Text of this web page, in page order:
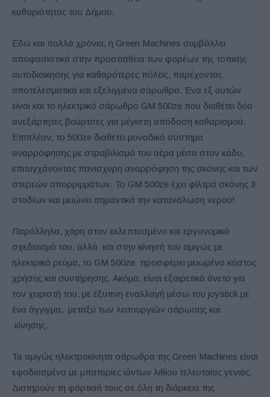
καθαριότητας του Δήμου.
Εδώ και πολλά χρόνια, η Green Machines συμβάλλει
αποφασιστικά στην προσπάθεια των φορέων της τοπικής
αυτοδιοίκησης για καθαρότερες πόλεις, παρέχοντας
αποτελεσματικά και εξελιγμένα σάρωθρα. Ένα εξ αυτών
είναι και τo ηλεκτρικό σάρωθρο GM 500ze που διαθέτει δύο
ανεξάρτητες βούρτσες για μέγιστη απόδοση καθαρισμού.
Επιπλέον, το 500ze διαθέτει μοναδικό σύστημα
αναρρόφησης με στροβιλισμό του αέρα μέσα στον κάδο,
επιτυγχάνοντας πανίσχυρη αναρρόφηση της σκόνης και των
στερεών απορριμμάτων. Το GM 500ze έχει φίλτρα σκόνης 3
σταδίων και μειώνει σημαντικά την κατανάλωση νερού!
Παράλληλα, χάρη στον εκλεπτυσμένο και εργονομικό
σχεδιασμό του, αλλά και στην κίνησή του αμιγώς με
ηλεκτρικό ρεύμα, το GM 500ze προσφέρει μειωμένο κόστος
χρήσης και συντήρησης. Ακόμα, είναι εξαιρετικά άνετο για
τον χειριστή του, με έξυπνη εναλλαγή μέσω του joystick με
ένα άγγιγμα, μεταξύ των λειτουργιών σάρωσης και
κίνησης.
Τα αμιγώς ηλεκτροκίνητα σάρωθρα της Green Machines είναι
εφοδιασμένα με μπαταρίες ιόντων λιθίου τελευταίας γενιάς.
Διατηρούν τη φόρτισή τους σε όλη τη διάρκεια της